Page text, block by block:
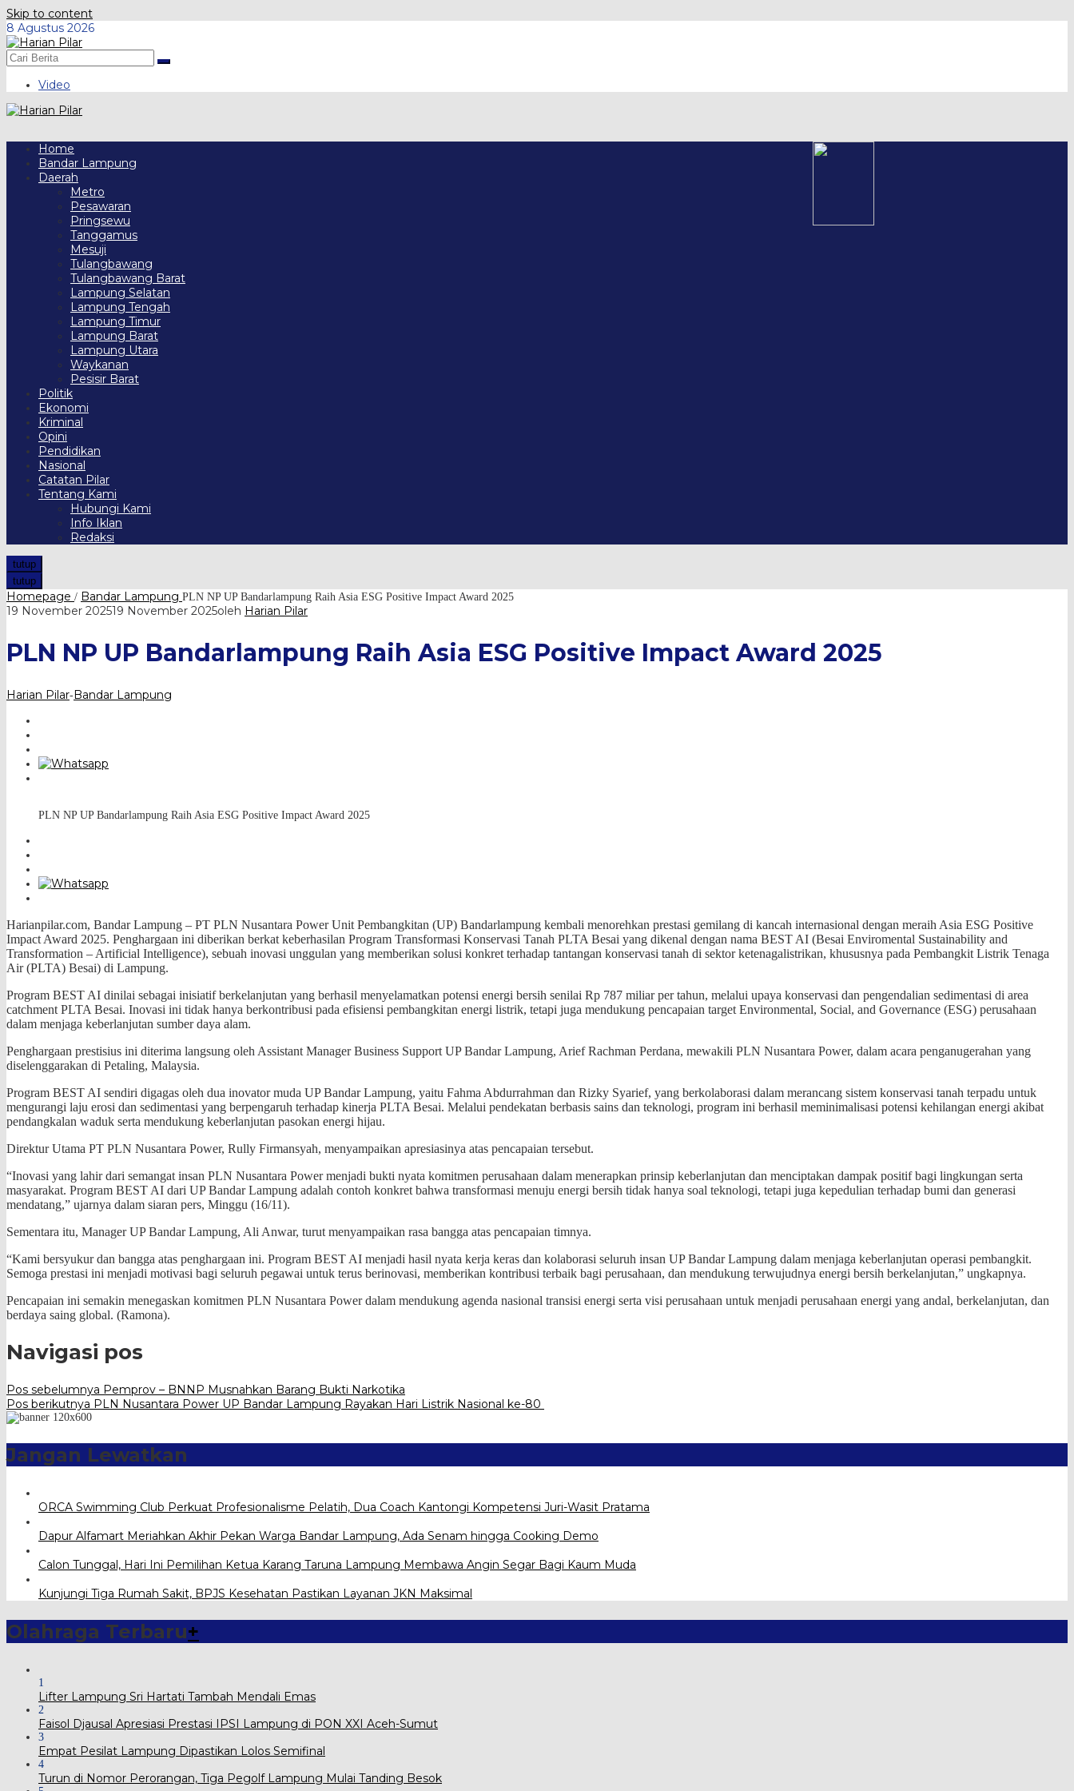
Skip to content
8 Agustus 2026
Video
Home
Bandar Lampung
Daerah
Metro
Pesawaran
Pringsewu
Tanggamus
Mesuji
Tulangbawang
Tulangbawang Barat
Lampung Selatan
Lampung Tengah
Lampung Timur
Lampung Barat
Lampung Utara
Waykanan
Pesisir Barat
Politik
Ekonomi
Kriminal
Opini
Pendidikan
Nasional
Catatan Pilar
Tentang Kami
Hubungi Kami
Info Iklan
Redaksi
tutup
tutup
Homepage / Bandar Lampung PLN NP UP Bandarlampung Raih Asia ESG Positive Impact Award 2025
19 November 202519 November 2025oleh Harian Pilar
PLN NP UP Bandarlampung Raih Asia ESG Positive Impact Award 2025
Harian Pilar-Bandar Lampung
PLN NP UP Bandarlampung Raih Asia ESG Positive Impact Award 2025
Harianpilar.com, Bandar Lampung – PT PLN Nusantara Power Unit Pembangkitan (UP) Bandarlampung kembali menorehkan prestasi gemilang di kancah internasional dengan meraih Asia ESG Positive
Impact Award 2025. Penghargaan ini diberikan berkat keberhasilan Program Transformasi Konservasi Tanah PLTA Besai yang dikenal dengan nama BEST AI (Besai Enviromental Sustainability and
Transformation – Artificial Intelligence), sebuah inovasi unggulan yang memberikan solusi konkret terhadap tantangan konservasi tanah di sektor ketenagalistrikan, khususnya pada Pembangkit Listrik Tenaga
Air (PLTA) Besai) di Lampung.
Program BEST AI dinilai sebagai inisiatif berkelanjutan yang berhasil menyelamatkan potensi energi bersih senilai Rp 787 miliar per tahun, melalui upaya konservasi dan pengendalian sedimentasi di area
catchment PLTA Besai. Inovasi ini tidak hanya berkontribusi pada efisiensi pembangkitan energi listrik, tetapi juga mendukung pencapaian target Environmental, Social, and Governance (ESG) perusahaan
dalam menjaga keberlanjutan sumber daya alam.
Penghargaan prestisius ini diterima langsung oleh Assistant Manager Business Support UP Bandar Lampung, Arief Rachman Perdana, mewakili PLN Nusantara Power, dalam acara penganugerahan yang
diselenggarakan di Petaling, Malaysia.
Program BEST AI sendiri digagas oleh dua inovator muda UP Bandar Lampung, yaitu Fahma Abdurrahman dan Rizky Syarief, yang berkolaborasi dalam merancang sistem konservasi tanah terpadu untuk
mengurangi laju erosi dan sedimentasi yang berpengaruh terhadap kinerja PLTA Besai. Melalui pendekatan berbasis sains dan teknologi, program ini berhasil meminimalisasi potensi kehilangan energi akibat
pendangkalan waduk serta mendukung keberlanjutan pasokan energi hijau.
Direktur Utama PT PLN Nusantara Power, Rully Firmansyah, menyampaikan apresiasinya atas pencapaian tersebut.
“Inovasi yang lahir dari semangat insan PLN Nusantara Power menjadi bukti nyata komitmen perusahaan dalam menerapkan prinsip keberlanjutan dan menciptakan dampak positif bagi lingkungan serta
masyarakat. Program BEST AI dari UP Bandar Lampung adalah contoh konkret bahwa transformasi menuju energi bersih tidak hanya soal teknologi, tetapi juga kepedulian terhadap bumi dan generasi
mendatang,” ujarnya dalam siaran pers, Minggu (16/11).
Sementara itu, Manager UP Bandar Lampung, Ali Anwar, turut menyampaikan rasa bangga atas pencapaian timnya.
“Kami bersyukur dan bangga atas penghargaan ini. Program BEST AI menjadi hasil nyata kerja keras dan kolaborasi seluruh insan UP Bandar Lampung dalam menjaga keberlanjutan operasi pembangkit.
Semoga prestasi ini menjadi motivasi bagi seluruh pegawai untuk terus berinovasi, memberikan kontribusi terbaik bagi perusahaan, dan mendukung terwujudnya energi bersih berkelanjutan,” ungkapnya.
Pencapaian ini semakin menegaskan komitmen PLN Nusantara Power dalam mendukung agenda nasional transisi energi serta visi perusahaan untuk menjadi perusahaan energi yang andal, berkelanjutan, dan
berdaya saing global. (Ramona).
Navigasi pos
Pos sebelumnya Pemprov – BNNP Musnahkan Barang Bukti Narkotika
Pos berikutnya PLN Nusantara Power UP Bandar Lampung Rayakan Hari Listrik Nasional ke-80
Jangan Lewatkan
ORCA Swimming Club Perkuat Profesionalisme Pelatih, Dua Coach Kantongi Kompetensi Juri-Wasit Pratama
Dapur Alfamart Meriahkan Akhir Pekan Warga Bandar Lampung, Ada Senam hingga Cooking Demo
Calon Tunggal, Hari Ini Pemilihan Ketua Karang Taruna Lampung Membawa Angin Segar Bagi Kaum Muda
Kunjungi Tiga Rumah Sakit, BPJS Kesehatan Pastikan Layanan JKN Maksimal
Olahraga Terbaru+
1
Lifter Lampung Sri Hartati Tambah Mendali Emas
2
Faisol Djausal Apresiasi Prestasi IPSI Lampung di PON XXI Aceh-Sumut
3
Empat Pesilat Lampung Dipastikan Lolos Semifinal
4
Turun di Nomor Perorangan, Tiga Pegolf Lampung Mulai Tanding Besok